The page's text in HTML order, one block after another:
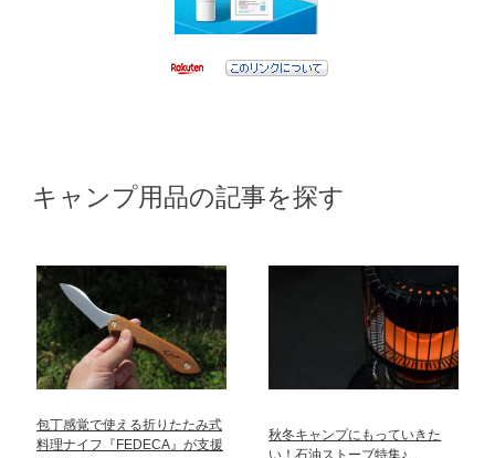
キャンプ用品の記事を探す
包丁感覚で使える折りたたみ式
料理ナイフ『FEDECA』が支援
秋冬キャンプにもっていきた
い！石油ストーブ特集♪…